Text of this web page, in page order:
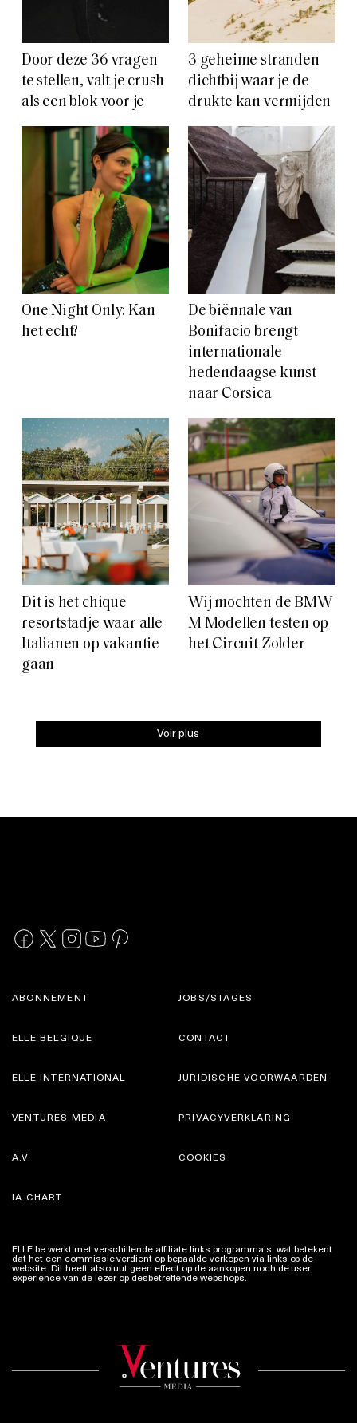
Door deze 36 vragen
te stellen, valt je crush
als een blok voor je
3 geheime stranden
dichtbij waar je de
drukte kan vermijden
One Night Only: Kan
het echt?
De biënnale van
Bonifacio brengt
internationale
hedendaagse kunst
naar Corsica
Dit is het chique
resortstadje waar alle
Italianen op vakantie
gaan
Wij mochten de BMW
M Modellen testen op
het Circuit Zolder
Voir plus
ABONNEMENT
ELLE BELGIQUE
JOBS/STAGES
CONTACT
ELLE INTERNATIONAL
VENTURES MEDIA
JURIDISCHE VOORWAARDEN
PRIVACYVERKLARING
A.V.
IA CHART
COOKIES
ELLE.be werkt met verschillende affiliate links programma’s, wat betekent
dat het een commissie verdient op bepaalde verkopen via links op de
website. Dit heeft absoluut geen effect op de aankopen noch de user
experience van de lezer op desbetreffende webshops.